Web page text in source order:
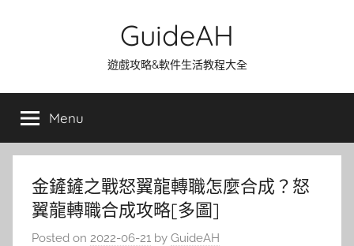
GuideAH
遊戲攻略&軟件生活教程大全
Menu
金鏟鏟之戰怒翼龍轉職怎麼合成？怒
翼龍轉職合成攻略[多圖]
Posted on 2022-06-21 by GuideAH